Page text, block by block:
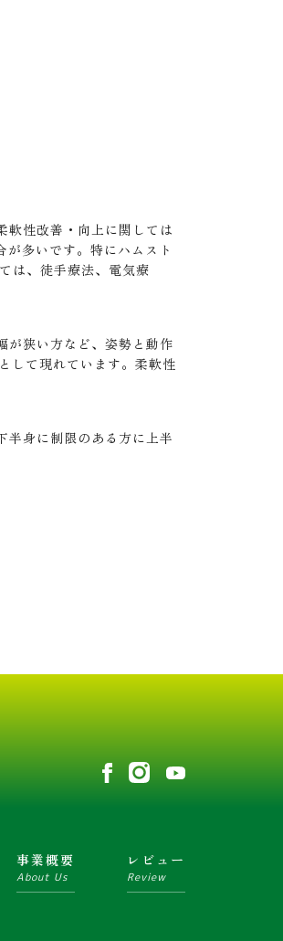
軟性改善・向上に関しては
多いです。特にハムスト
は、徒手療法、電気療
が狭い方など、姿勢と動作
して現れています。柔軟性
半身に制限のある方に上半
事業概要
About Us
レビュー
Review